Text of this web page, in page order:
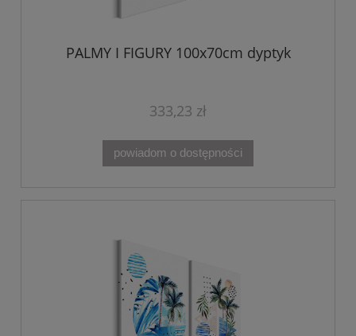
PALMY I FIGURY 100x70cm dyptyk
333,23 zł
powiadom o dostępności